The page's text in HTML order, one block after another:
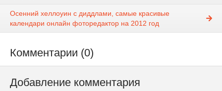
Осенний хеллоуин с диддлами, самые красивые
календари онлайн фоторедактор на 2012 год
Комментарии (0)
Добавление комментария